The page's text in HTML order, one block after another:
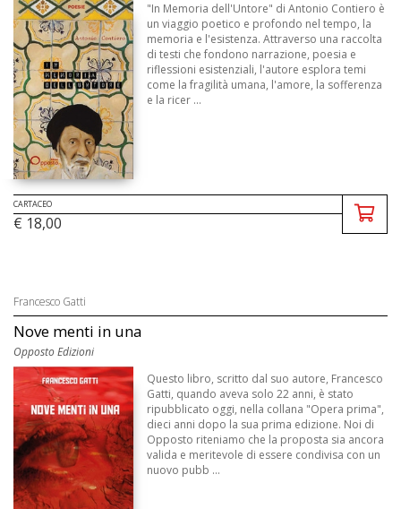
"In Memoria dell'Untore" di Antonio Contiero è
un viaggio poetico e profondo nel tempo, la
memoria e l'esistenza. Attraverso una raccolta
di testi che fondono narrazione, poesia e
riflessioni esistenziali, l'autore esplora temi
come la fragilità umana, l'amore, la sofferenza
e la ricer ...
CARTACEO
€ 18,00
Francesco Gatti
Nove menti in una
Opposto Edizioni
Questo libro, scritto dal suo autore, Francesco
Gatti, quando aveva solo 22 anni, è stato
ripubblicato oggi, nella collana "Opera prima",
dieci anni dopo la sua prima edizione. Noi di
Opposto riteniamo che la proposta sia ancora
valida e meritevole di essere condivisa con un
nuovo pubb ...